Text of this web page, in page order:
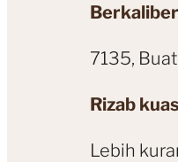
Berkaliber
7135,
Rizab
Lebih